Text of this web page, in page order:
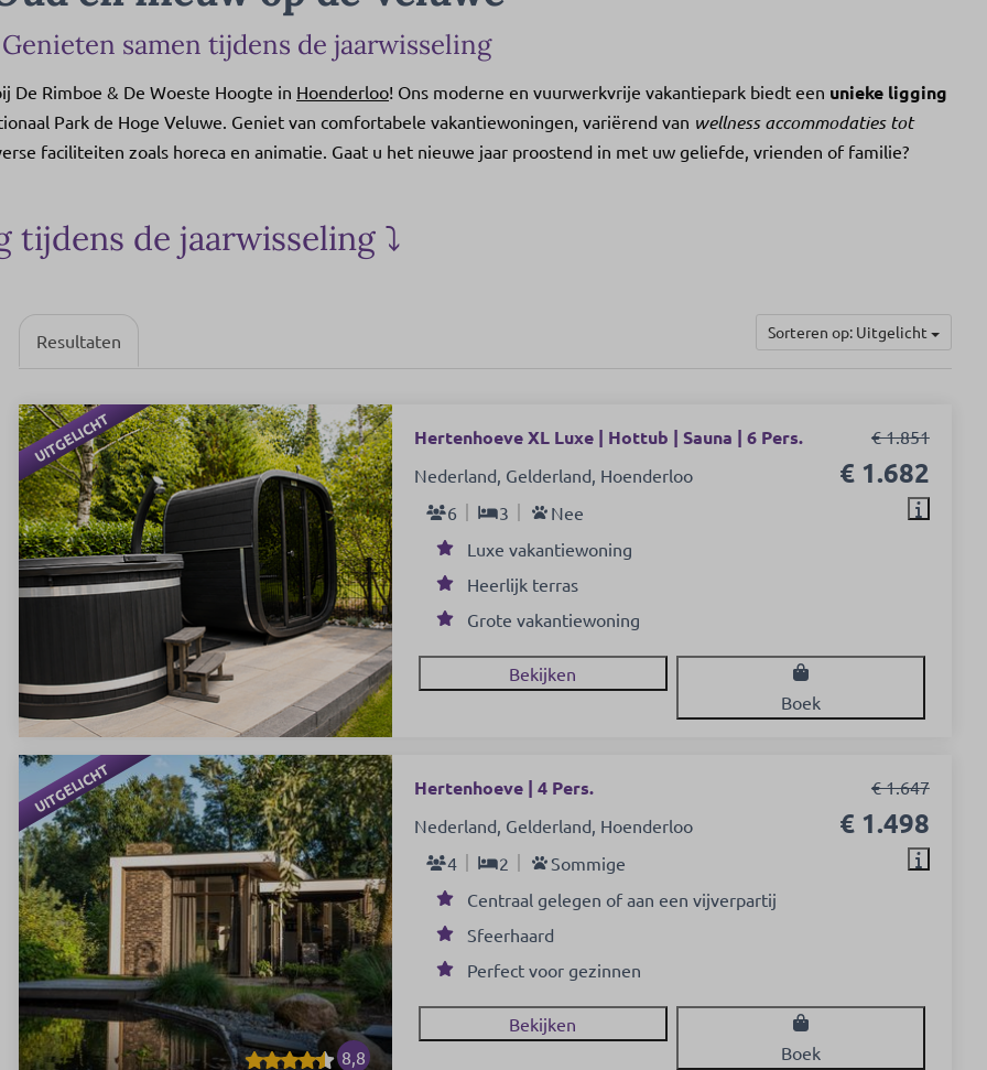
Genieten samen tijdens de jaarwisseling
De Rimboe & De Woeste Hoogte in Hoenderloo! Ons moderne en vuurwerkvrije vakantiepark biedt een unieke ligging
Park de Hoge Veluwe. Geniet van comfortabele vakantiewoningen, variërend van wellness accommodaties tot
faciliteiten zoals horeca en animatie. Gaat u het nieuwe jaar proostend in met uw geliefde, vrienden of familie?
tijdens de jaarwisseling ⤵
Sorteren op: Uitgelicht
Resultaten
UITGELICHT € 1.851
€ 1.682
Hertenhoeve XL Luxe | Hottub | Sauna | 6 Pers.
Nederland, Gelderland, Hoenderloo
6
3
Nee
Luxe vakantiewoning
Heerlijk terras
Grote vakantiewoning
Bekijken
Boek
UITGELICHT
8,8
€ 1.647
€ 1.498
Hertenhoeve | 4 Pers.
Nederland, Gelderland, Hoenderloo
4
2
Sommige
Centraal gelegen of aan een vijverpartij
Sfeerhaard
Perfect voor gezinnen
Bekijken
Boek